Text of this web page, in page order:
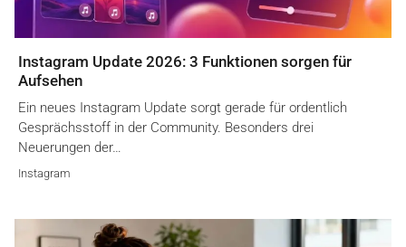
Instagram Update 2026: 3 Funktionen sorgen für
Aufsehen
Ein neues Instagram Update sorgt gerade für ordentlich
Gesprächsstoff in der Community. Besonders drei
Neuerungen der…
Instagram